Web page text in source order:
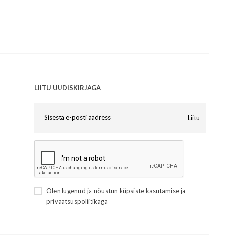
LIITU UUDISKIRJAGA
Liitu
Olen lugenud ja nõustun küpsiste kasutamiseja
privaatsuspoliitikaga